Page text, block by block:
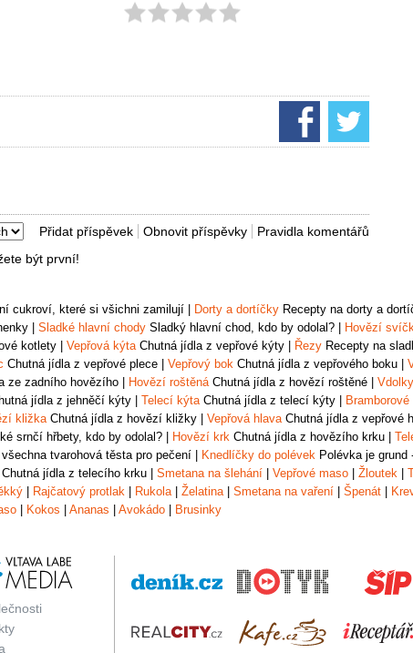
Pravidla komentářů
Obnovit příspěvky
Přidat příspěvek
být první!
cukroví, které si všichni zamilují Dorty a dortíčky Recepty na dorty a
Sladké hlavní chody Sladký hlavní chod, kdo by odolal? Hovězí
kotlety Vepřová kýtaChutná jídla z vepřové kýty Řezy Recepty na
Chutná jídla z vepřové plece Vepřový bok Chutná jídla z vepřového boku
ze zadního hovězího Hovězí roštěnáChutná jídla z hovězí roštěné
jídla z jehněčí kýty Telecí kýtaChutná jídla z telecí kýty
kližkaChutná jídla z hovězí kližky Vepřová hlavaChutná jídla z vepřové
srnčí hřbety, kdo by odolal? Hovězí krk Chutná jídla z hovězího krku
tvarohová těsta pro pečení Knedlíčky do polévek Polévka je
Chutná jídla z telecího krku Smetana na šlehání Vepřové maso Žloutek
Rajčatový protlak Rukola| Želatina| Smetana na vaření Špenát
Kokos Ananas Avokádo Brusinky